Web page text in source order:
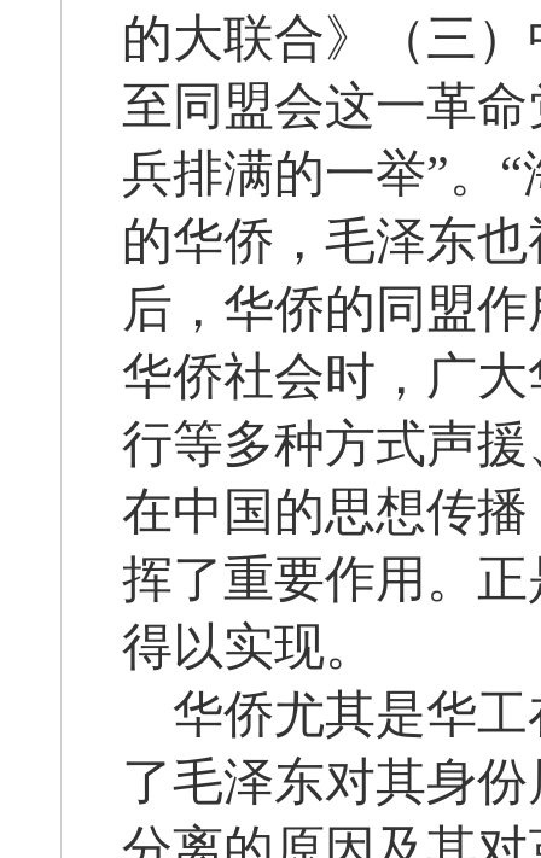
的大联合》（三
至同盟会这一革
兵排满的一举”。
的华侨，毛泽东
后，华侨的同盟
华侨社会时，广
行等多种方式声
在中国的思想传
挥了重要作用。
得以实现。
华侨尤其是华
了毛泽东对其身